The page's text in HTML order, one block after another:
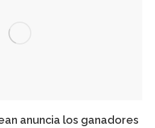
anuncia los ganadores